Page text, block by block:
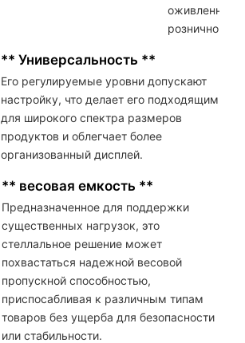
оживленной
розничной
** Универсальность **
Его регулируемые уровни допускают
настройку, что делает его подходящим
для широкого спектра размеров
продуктов и облегчает более
организованный дисплей.
** весовая емкость **
Предназначенное для поддержки
существенных нагрузок, это
стеллальное решение может
похвастаться надежной весовой
пропускной способностью,
приспосабливая к различным типам
товаров без ущерба для безопасности
или стабильности.